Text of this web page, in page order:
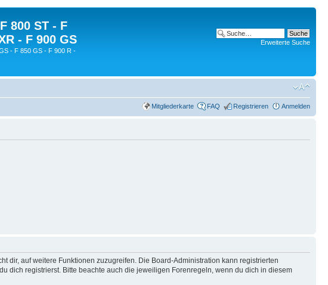
800 ST - F
- F 900 GS
- F 850 GS - F 900 R -
Erweiterte Suche
Mitgliederkarte FAQ Registrieren Anmelden
dir, auf weitere Funktionen zuzugreifen. Die Board-Administration kann registrierten
dich registrierst. Bitte beachte auch die jeweiligen Forenregeln, wenn du dich in diesem